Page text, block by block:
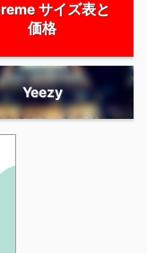
サイズ表と
価格
Yeezy